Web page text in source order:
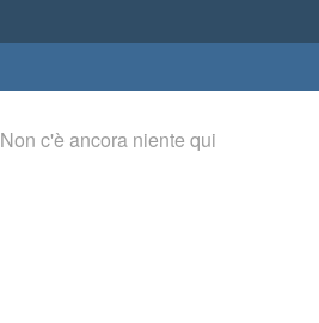
Non c'è ancora niente qui